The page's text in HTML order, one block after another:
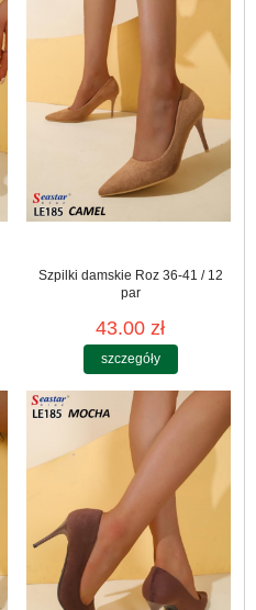
Szpilki damskie Roz 36-41 / 12
par
43.00 zł
szczegóły